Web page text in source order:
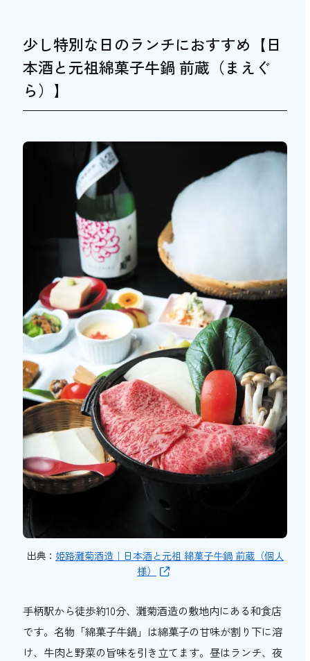
少し特別な日のランチにおすすめ【日
本酒と元祖綿菓子牛鍋 前蔵（まえぐ
ら）】
出典： 姫路灘菊酒造｜日本酒と元祖 綿菓子牛鍋 前蔵（個人
様）
手柄駅から徒歩約10分、灘菊酒造の敷地内にある和食店
です。名物「綿菓子牛鍋」は綿菓子の甘味が割り下に溶
け、牛肉と野菜の旨味を引き立てます。昼はランチ、夜